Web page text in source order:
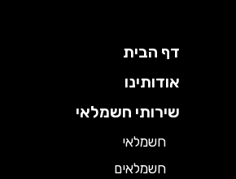
דף הבית
אודותינו
שירותי חשמלאי
חשמלאי
חשמלאים